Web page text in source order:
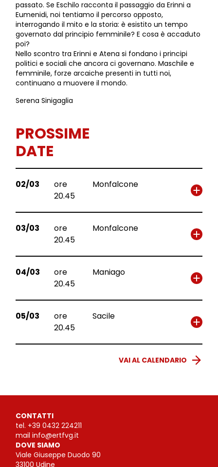
passato. Se Eschilo racconta il passaggio da Erinni a
Eumenidi, noi tentiamo il percorso opposto,
interrogando il mito e la storia: è esistito un tempo
governato dal principio femminile? E cosa è accaduto
poi?
Nello scontro tra Erinni e Atena si fondano i principi
politici e sociali che ancora ci governano. Maschile e
femminile, forze arcaiche presenti in tutti noi,
continuano a muovere il mondo.
Serena Sinigaglia
PROSSIME
DATE
02/03
ore
20.45
Monfalcone
03/03
ore
20.45
Monfalcone
04/03
ore
20.45
Maniago
05/03
ore
20.45
Sacile
VAI AL CALENDARIO
CONTATTI
tel. +39 0432 224211
mail info@ertfvg.it
DOVE SIAMO
Viale Giuseppe Duodo 90
33100 Udine